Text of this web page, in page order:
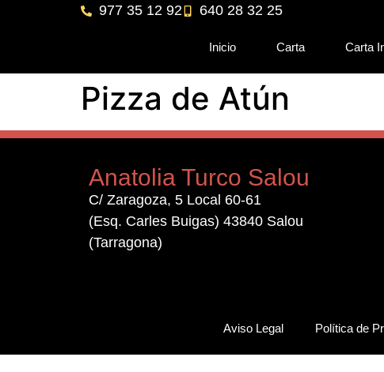
977 35 12 92 640 28 32 25
Inicio Carta Carta
Pizza de Atún
Anatolia Turco Salou
C/ Zaragoza, 5 Local 60-61
(Esq. Carles Buigas) 43840 Salou
(Tarragona)
Aviso Legal Política de